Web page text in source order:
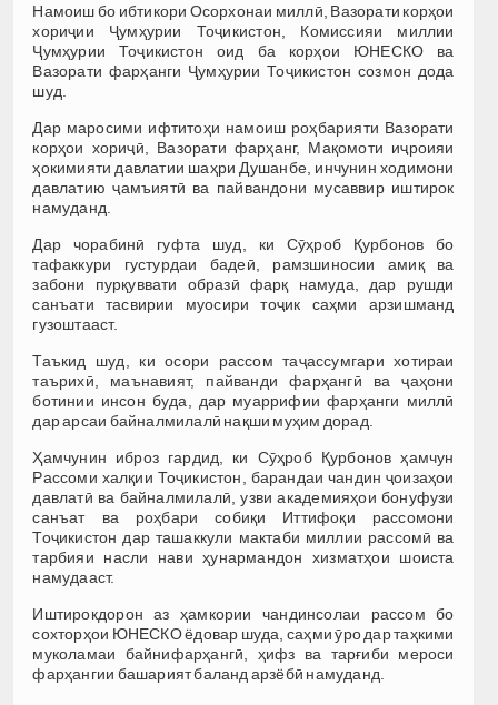
Намоиш бо ибтикори Осорхонаи миллӣ, Вазорати корҳои
хориҷии Ҷумҳурии Тоҷикистон, Комиссияи миллии
Ҷумҳурии Тоҷикистон оид ба корҳои ЮНЕСКО ва
Вазорати фарҳанги Ҷумҳурии Тоҷикистон созмон дода
шуд.
Дар маросими ифтитоҳи намоиш роҳбарияти Вазорати
корҳои хориҷӣ, Вазорати фарҳанг, Мақомоти иҷроияи
ҳокимияти давлатии шаҳри Душанбе, инчунин ходимони
давлатию ҷамъиятӣ ва пайвандони мусаввир иштирок
намуданд.
Дар чорабинӣ гуфта шуд, ки Сӯҳроб Қурбонов бо
тафаккури густурдаи бадеӣ, рамзшиносии амиқ ва
забони пурқуввати образӣ фарқ намуда, дар рушди
санъати тасвирии муосири тоҷик саҳми арзишманд
гузоштааст.
Таъкид шуд, ки осори рассом таҷассумгари хотираи
таърихӣ, маънавият, пайванди фарҳангӣ ва ҷаҳони
ботинии инсон буда, дар муаррифии фарҳанги миллӣ
дар арсаи байналмилалӣ нақши муҳим дорад.
Ҳамчунин иброз гардид, ки Сӯҳроб Қурбонов ҳамчун
Рассоми халқии Тоҷикистон, барандаи чандин ҷоизаҳои
давлатӣ ва байналмилалӣ, узви академияҳои бонуфузи
санъат ва роҳбари собиқи Иттифоқи рассомони
Тоҷикистон дар ташаккули мактаби миллии рассомӣ ва
тарбияи насли нави ҳунармандон хизматҳои шоиста
намудааст.
Иштирокдорон аз ҳамкории чандинсолаи рассом бо
сохторҳои ЮНЕСКО ёдовар шуда, саҳми ӯро дар таҳкими
муколамаи байнифарҳангӣ, ҳифз ва тарғиби мероси
фарҳангии башарият баланд арзёбӣ намуданд.